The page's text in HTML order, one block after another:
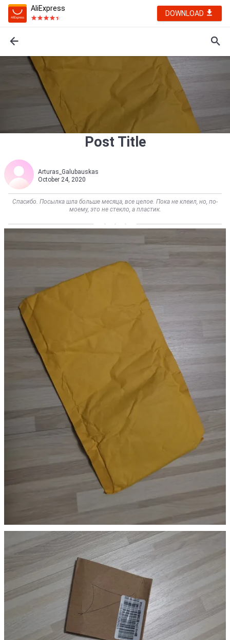
AliExpress
DOWNLOAD
Post Title
Arturas_Galubauskas
October 24, 2020
Спасибо. Посылка шла больше месяца, все целое. Пока не клеил, но, по-
моему, это не стекло, а пластик.